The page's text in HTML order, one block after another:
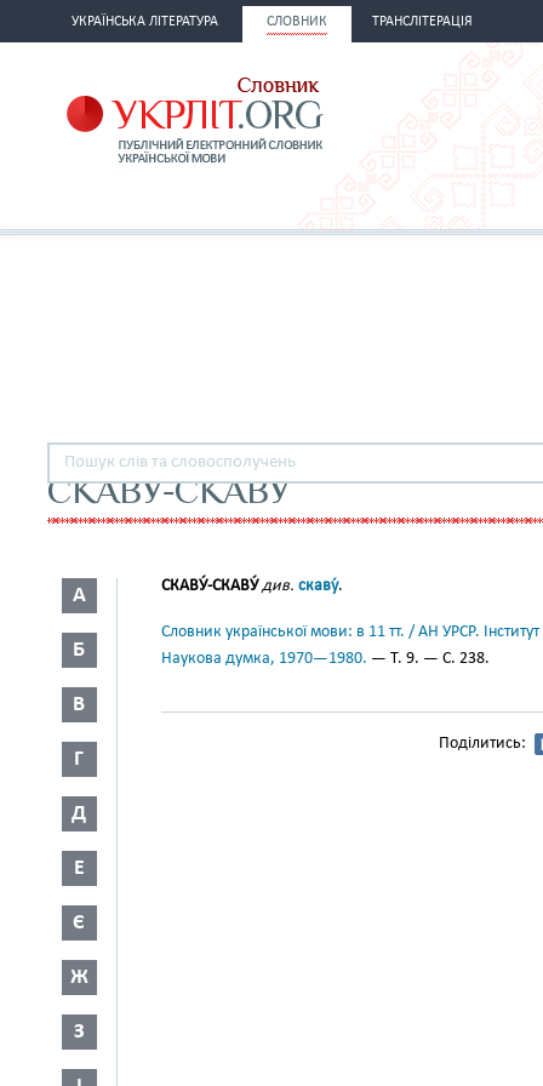
УКРАЇНСЬКА ЛІТЕРАТУРА СЛОВНИК ТРАНСЛІТЕРАЦІЯ
СКАВУ-СКАВУ
А
Б
В
Г
Д
Е
Є
Ж
З
СКАВУ́-СКАВУ́ див. скаву́.
Словник української мови: в 11 тт. / АН УРСР.
Наукова думка, 1970—1980. — Т. 9. — С. 238.
Поділитись: